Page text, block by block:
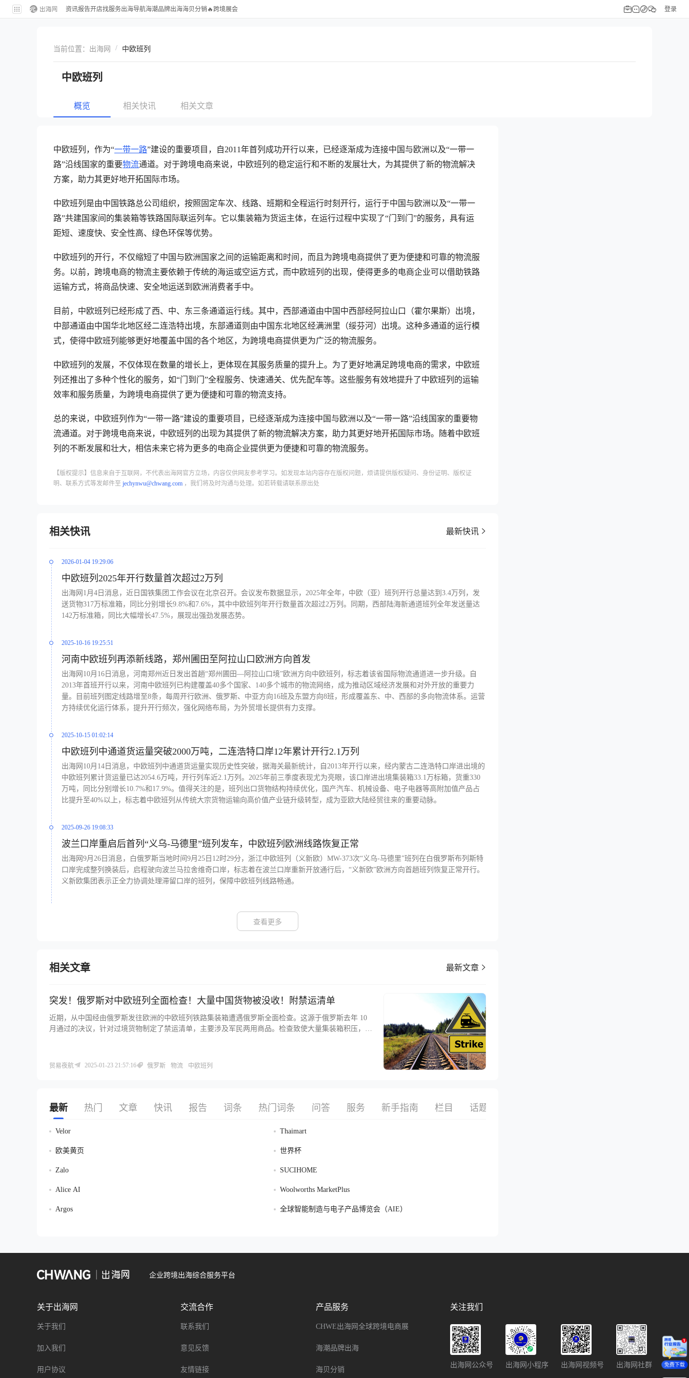
资讯报告开店找服务出海导航海潮品牌出海海贝分销🔥跨境展会 登录
当前位置： 出海网 / 中欧班列
中欧班列
概览 相关快讯 相关文章
中欧班列，作为“一带一路”建设的重要项目，自2011年首列成功开行以来，已经逐渐成为连接中国与欧洲以及“一带一
路”沿线国家的重要物流通道。对于跨境电商来说，中欧班列的稳定运行和不断的发展壮大，为其提供了新的物流解决
方案，助力其更好地开拓国际市场。
中欧班列是由中国铁路总公司组织，按照固定车次、线路、班期和全程运行时刻开行，运行于中国与欧洲以及“一带一
路”共建国家间的集装箱等铁路国际联运列车。它以集装箱为货运主体，在运行过程中实现了“门到门”的服务，具有运
距短、速度快、安全性高、绿色环保等优势。
中欧班列的开行，不仅缩短了中国与欧洲国家之间的运输距离和时间，而且为跨境电商提供了更为便捷和可靠的物流服
务。以前，跨境电商的物流主要依赖于传统的海运或空运方式，而中欧班列的出现，使得更多的电商企业可以借助铁路
运输方式，将商品快速、安全地运送到欧洲消费者手中。
目前，中欧班列已经形成了西、中、东三条通道运行线。其中，西部通道由中国中西部经阿拉山口（霍尔果斯）出境，
中部通道由中国华北地区经二连浩特出境，东部通道则由中国东北地区经满洲里（绥芬河）出境。这种多通道的运行模
式，使得中欧班列能够更好地覆盖中国的各个地区，为跨境电商提供更为广泛的物流服务。
中欧班列的发展，不仅体现在数量的增长上，更体现在其服务质量的提升上。为了更好地满足跨境电商的需求，中欧班
列还推出了多种个性化的服务，如“门到门”全程服务、快速通关、优先配车等。这些服务有效地提升了中欧班列的运输
效率和服务质量，为跨境电商提供了更为便捷和可靠的物流支持。
总的来说，中欧班列作为“一带一路”建设的重要项目，已经逐渐成为连接中国与欧洲以及“一带一路”沿线国家的重要物
流通道。对于跨境电商来说，中欧班列的出现为其提供了新的物流解决方案，助力其更好地开拓国际市场。随着中欧班
列的不断发展和壮大，相信未来它将为更多的电商企业提供更为便捷和可靠的物流服务。
【版权提示】信息来自于互联网，不代表出海网官方立场，内容仅供网友参考学习。如发现本站内容存在版权问题，烦请提供版权疑问、身份证明、版权证
明、联系方式等发邮件至 jechynwu@chwang.com ，我们将及时沟通与处理。如若转载请联系原出处
相关快讯 最新快讯
2026-01-04 19:29:06
中欧班列2025年开行数量首次超过2万列
出海网1月4日消息，近日国铁集团工作会议在北京召开。会议发布数据显示，2025年全年，中欧（亚）班列开行总量达到3.4万列，发
送货物317万标准箱，同比分别增长9.8%和7.6%，其中中欧班列年开行数量首次超过2万列。同期，西部陆海新通道班列全年发送量达
142万标准箱，同比大幅增长47.5%，展现出强劲发展态势。
2025-10-16 19:25:51
河南中欧班列再添新线路，郑州圃田至阿拉山口欧洲方向首发
出海网10月16日消息，河南郑州近日发出首趟“郑州圃田—阿拉山口境”欧洲方向中欧班列，标志着该省国际物流通道进一步升级。自
2013年首班开行以来，河南中欧班列已构建覆盖40多个国家、140多个城市的物流网络，成为推动区域经济发展和对外开放的重要力
量。目前班列图定线路增至8条，每周开行欧洲、俄罗斯、中亚方向16班及东盟方向8班，形成覆盖东、中、西部的多向物流体系。运营
方持续优化运行体系，提升开行频次，强化网络布局，为外贸增长提供有力支撑。
2025-10-15 01:02:14
中欧班列中通道货运量突破2000万吨，二连浩特口岸12年累计开行2.1万列
出海网10月14日消息，中欧班列中通道货运量实现历史性突破，据海关最新统计，自2013年开行以来，经内蒙古二连浩特口岸进出境的
中欧班列累计货运量已达2054.6万吨，开行列车近2.1万列。2025年前三季度表现尤为亮眼，该口岸进出境集装箱33.1万标箱，货重330
万吨，同比分别增长10.7%和17.9%。值得关注的是，班列出口货物结构持续优化，国产汽车、机械设备、电子电器等高附加值产品占
比提升至40%以上，标志着中欧班列从传统大宗货物运输向高价值产业链升级转型，成为亚欧大陆经贸往来的重要动脉。
2025-09-26 19:08:33
波兰口岸重启后首列“义乌-马德里”班列发车，中欧班列欧洲线路恢复正常
出海网9月26日消息，白俄罗斯当地时间9月25日12时29分，浙江中欧班列（义新欧）MW-373次“义乌-马德里”班列在白俄罗斯布列斯特
口岸完成整列换装后，启程驶向波兰马拉舍维奇口岸，标志着在波兰口岸重新开放通行后，“义新欧”欧洲方向首趟班列恢复正常开行。
义新欧集团表示正全力协调处理滞留口岸的班列，保障中欧班列线路畅通。
查看更多
相关文章 最新文章
突发！俄罗斯对中欧班列全面检查！大量中国货物被没收！附禁运清单
近期，从中国经由俄罗斯发往欧洲的中欧班列铁路集装箱遭遇俄罗斯全面检查。这源于俄罗斯去年 10
月通过的决议，针对过境货物制定了禁运清单，主要涉及军民两用商品。检查致使大量集装箱积压，若
有大量集装箱堆积在斯摩棱斯克。不少外贸企业为避开俄罗斯检查，转向走南通道 “跨里海运输走廊”，
活动统一商品名录编码划分。外贸企业需密切关注政策变化，提前做好应对措施，避免损失。
贸易夜航 2025-01-23 21:57:16 俄罗斯 物流 中欧班列
最新 热门 文章 快讯 报告 词条 热门词条 问答 服务 新手指南 栏目 话题
Velor Thaimart
欧美黄页 世界杯
Zalo SUCIHOME
Alice AI Woolworths MarketPlus
Argos 全球智能制造与电子产品博览会（AIE）
企业跨境出海综合服务平台
关于出海网
关于我们
加入我们
用户协议
交流合作
联系我们
意见反馈
友情链接
产品服务
CHWE出海网全球跨境电商展
海潮品牌出海
海贝分销
关注我们
出海网公众号 出海网小程序 出海网视频号 出海网社群 免费下载